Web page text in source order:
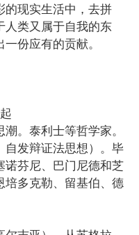
的现实生活中，去拼
人类又属于自我的东
份应有的贡献。
。泰利士等哲学家。
发辩证法思想）。毕
芬尼、巴门尼德和芝
多克勒、留基伯、德